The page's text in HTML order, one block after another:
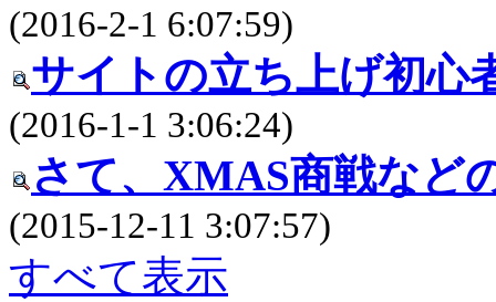
(2016-2-1 6:07:59)
サイトの立ち上げ初心
(2016-1-1 3:06:24)
さて、XMAS商戦など
(2015-12-11 3:07:57)
すべて表示